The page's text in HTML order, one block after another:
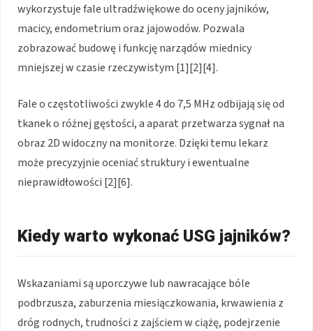
wykorzystuje fale ultradźwiękowe do oceny jajników,
macicy, endometrium oraz jajowodów. Pozwala
zobrazować budowę i funkcję narządów miednicy
mniejszej w czasie rzeczywistym [1][2][4].
Fale o częstotliwości zwykle 4 do 7,5 MHz odbijają się od
tkanek o różnej gęstości, a aparat przetwarza sygnał na
obraz 2D widoczny na monitorze. Dzięki temu lekarz
może precyzyjnie oceniać struktury i ewentualne
nieprawidłowości [2][6].
Kiedy warto wykonać USG jajników?
Wskazaniami są uporczywe lub nawracające bóle
podbrzusza, zaburzenia miesiączkowania, krwawienia z
dróg rodnych, trudności z zajściem w ciążę, podejrzenie